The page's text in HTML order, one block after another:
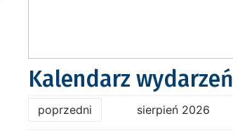
Kalendarz wydarzeń
poprzedni sierpień 2026